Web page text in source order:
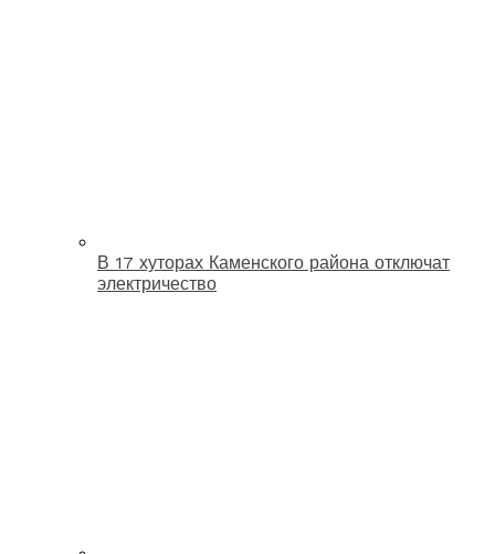
В 17 хуторах Каменского района отключат
электричество